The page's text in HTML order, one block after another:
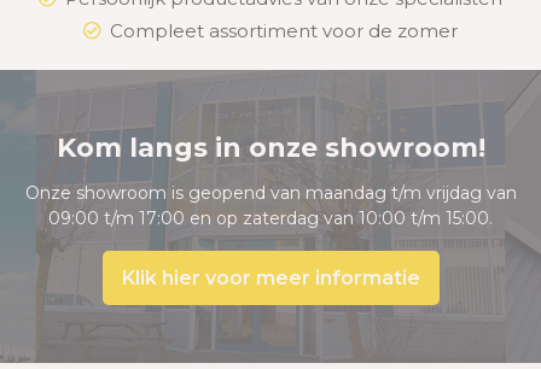
Compleet assortiment voor de zomer
Kom langs in onze showroom!
Onze showroom is geopend van maandag t/m vrijdag van
09:00 t/m 17:00 en op zaterdag van 10:00 t/m 15:00.
Klik hier voor meer informatie